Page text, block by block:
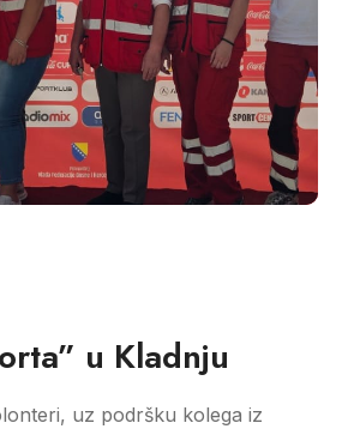
u Kladnju
uz podršku kolega iz